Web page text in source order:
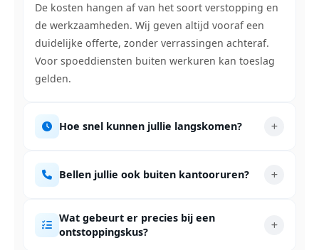
De kosten hangen af van het soort verstopping en
de werkzaamheden. Wij geven altijd vooraf een
duidelijke offerte, zonder verrassingen achteraf.
Voor spoeddiensten buiten werkuren kan toeslag
gelden.
Hoe snel kunnen jullie langskomen?
Bellen jullie ook buiten kantooruren?
Wat gebeurt er precies bij een
ontstoppingskus?